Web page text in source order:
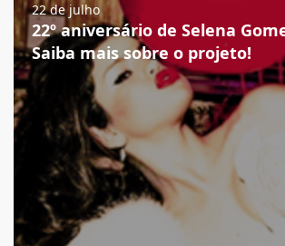
22 de julho
22º aniversário de Selena
Saiba mais sobre o projeto!